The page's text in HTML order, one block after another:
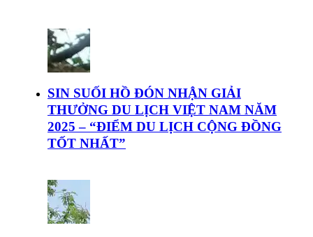
SIN SUỐI HỒ ĐÓN NHẬN GIẢI
THƯỞNG DU LỊCH VIỆT NAM NĂM
2025 – “ĐIỂM DU LỊCH CỘNG ĐỒNG
TỐT NHẤT”